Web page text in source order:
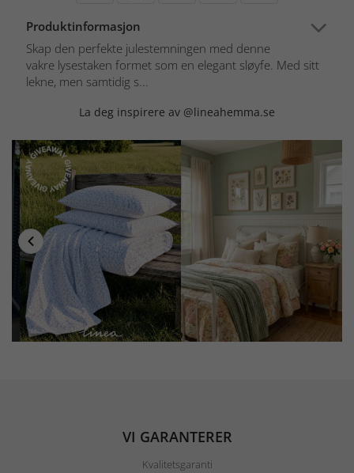
Produktinformasjon
Skap den perfekte julestemningen med denne
vakre lysestaken formet som en elegant sløyfe. Med sitt
lekne, men samtidig s...
La deg inspirere av @lineahemma.se
VI GARANTERER
Kvalitetsgaranti